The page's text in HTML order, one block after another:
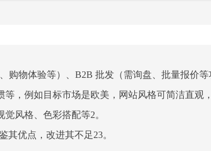
购物体验等）、B2B 批发（需询盘、批量报价等
，例如目标市场是欧美，网站风格可简洁直观
风格、色彩搭配等2。
其优点，改进其不足23。